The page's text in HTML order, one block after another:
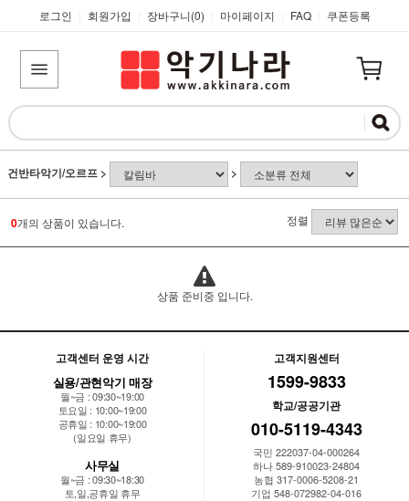
로그인 회원가입 장바구니(0) 마이페이지 FAQ 쿠폰등록
건반타악기/오르프 > >
0개의 상품이 있습니다. 정렬
상품 준비중 입니다.
고객센터 운영 시간
실용/관현악기 매장
월~금 : 09:30~19:00
토요일 : 10:00~19:00
공휴일 : 10:00~19:00
(일요일 휴무)
사무실
월~금 : 09:30~18:30
토,일,공휴일 휴무
고객지원센터
1599-9833
학교/공공기관
010-5119-4343
국민 222037-04-000264
하나 589-910023-24804
농협 317-0006-5208-21
기업 548-072982-04-016